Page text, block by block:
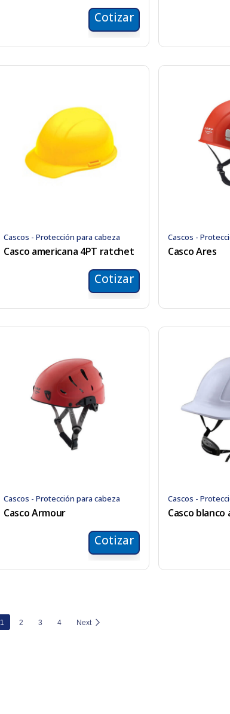
Cotizar
Cascos - Protección para cabeza
Casco americana 4PT ratchet
Cotizar
Cascos -
Casco Ares
Cascos - Protección para cabeza
Casco Armour
Cotizar
Cascos -
1 2 3 4 Next